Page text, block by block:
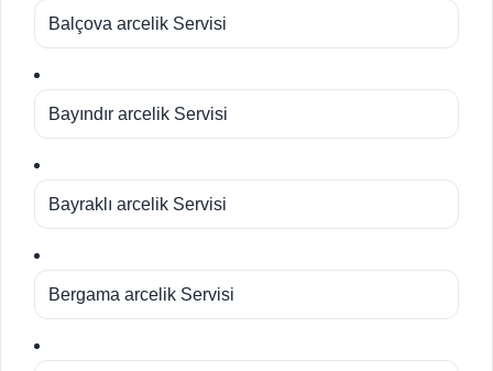
Balçova arcelik Servisi
Bayındır arcelik Servisi
Bayraklı arcelik Servisi
Bergama arcelik Servisi